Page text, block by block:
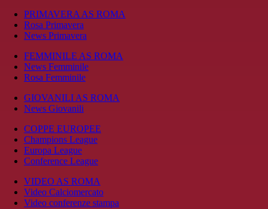
PRIMAVERA AS ROMA
Rosa Primavera
News Primavera
FEMMINILE AS ROMA
News Femminile
Rosa Femminile
GIOVANILI AS ROMA
News Giovanili
COPPE EUROPEE
Champions League
Europa League
Conference League
VIDEO AS ROMA
Video Calciomercato
Video conferenze stampa